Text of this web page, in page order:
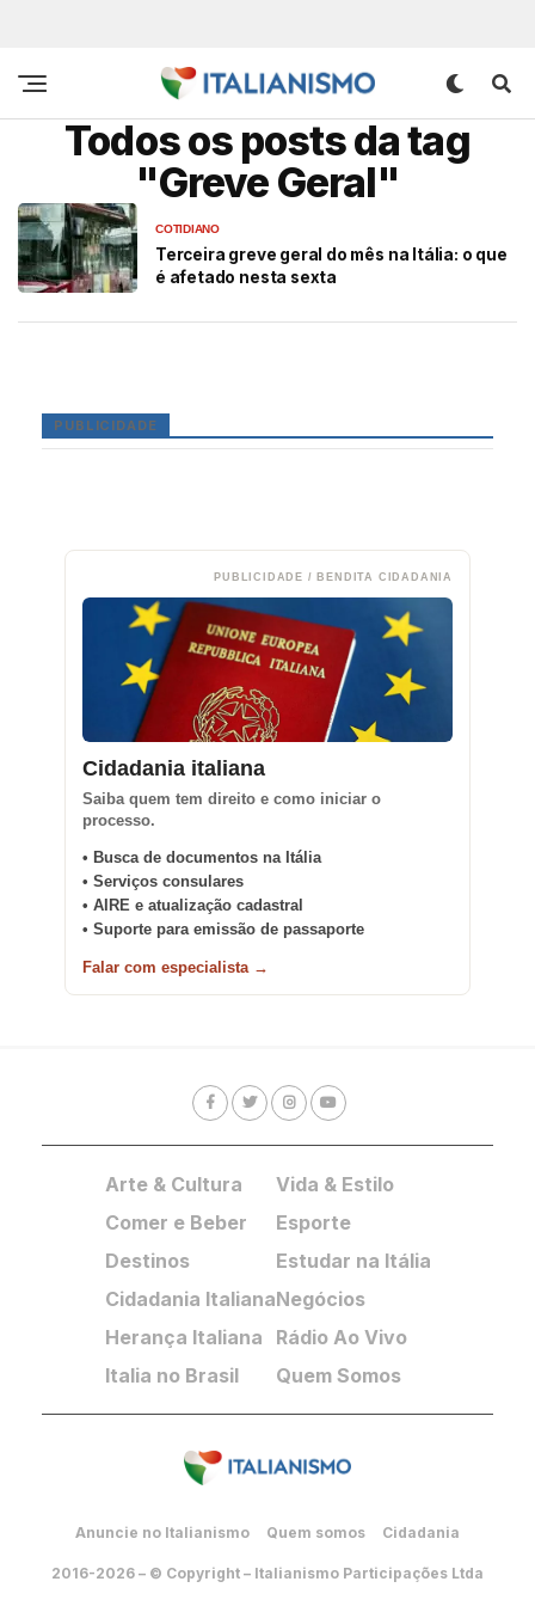
Todos os posts da tag
"Greve Geral"
COTIDIANO
Terceira greve geral do mês na Itália: o que
é afetado nesta sexta
PUBLICIDADE
PUBLICIDADE / BENDITA CIDADANIA
Cidadania italiana
Saiba quem tem direito e como iniciar o
processo.
• Busca de documentos na Itália
• Serviços consulares
• AIRE e atualização cadastral
• Suporte para emissão de passaporte
Falar com especialista →
Arte & Cultura
Comer e Beber
Destinos
Cidadania Italiana
Herança Italiana
Italia no Brasil
Vida & Estilo
Esporte
Estudar na Itália
Negócios
Rádio Ao Vivo
Quem Somos
Anuncie no Italianismo Quem somos Cidadania
2016-2026 – © Copyright – Italianismo Participações Ltda